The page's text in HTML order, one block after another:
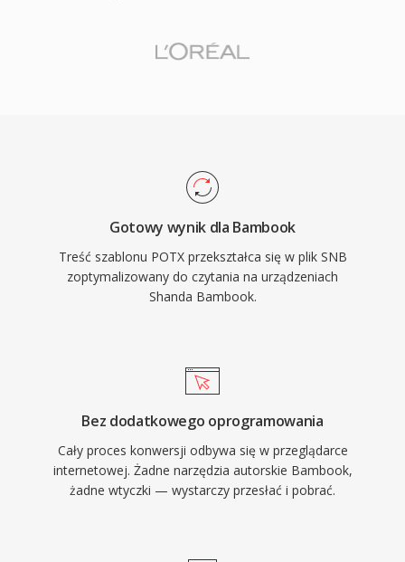
Gotowy wynik dla Bambook
Treść szablonu POTX przekształca się w plik SNB
zoptymalizowany do czytania na urządzeniach
Shanda Bambook.
Bez dodatkowego oprogramowania
Cały proces konwersji odbywa się w przeglądarce
internetowej. Żadne narzędzia autorskie Bambook,
żadne wtyczki — wystarczy przesłać i pobrać.